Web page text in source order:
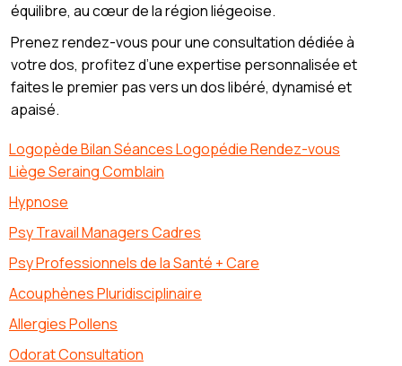
équilibre, au cœur de la région liégeoise.
Prenez rendez-vous pour une consultation dédiée à
votre dos, profitez d’une expertise personnalisée et
faites le premier pas vers un dos libéré, dynamisé et
apaisé.
Logopède Bilan Séances Logopédie Rendez-vous
Liège Seraing Comblain
Hypnose
Psy Travail Managers Cadres
Psy Professionnels de la Santé + Care
Acouphènes Pluridisciplinaire
Allergies Pollens
Odorat Consultation